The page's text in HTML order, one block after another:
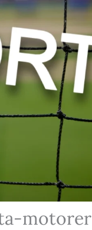
motorer